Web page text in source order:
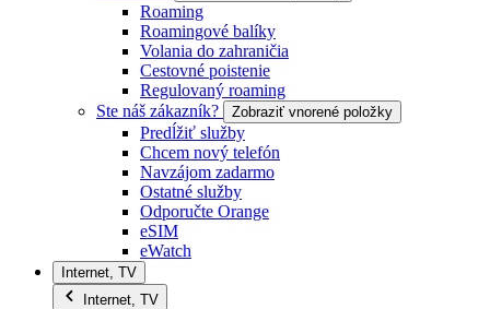
Roaming
Roamingové balíky
Volania do zahraničia
Cestovné poistenie
Regulovaný roaming
Ste náš zákazník?
Zobraziť vnorené položky
Predĺžiť služby
Chcem nový telefón
Navzájom zadarmo
Ostatné služby
Odporučte Orange
eSIM
eWatch
Internet, TV
Internet, TV